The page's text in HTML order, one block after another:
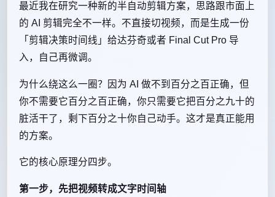
最近我在研究一种新的半自动剪辑方案，思路跟市面上
的 AI 剪辑完全不一样。不直接切视频，而是生成一份
「剪辑决策时间线」给达芬奇或者 Final Cut Pro 导
入，自己再微调。
为什么绕这么一圈？因为 AI 做不到百分之百正确，但
你不需要它百分之百正确，你只需要它把百分之九十的
脏活干了，剩下百分之十你自己动手。这才是真正能用
的方案。
它的核心原理分四步。
第一步，先把视频转成文字时间轴